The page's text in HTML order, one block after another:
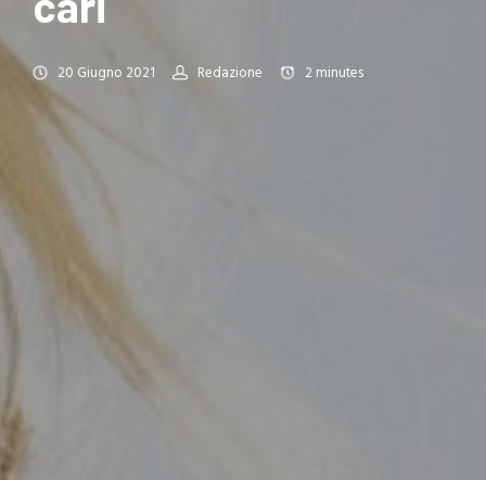
20 Giugno 2021 Redazione 2 minutes